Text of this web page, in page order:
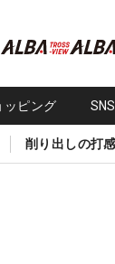
ッピング
削り出しの打